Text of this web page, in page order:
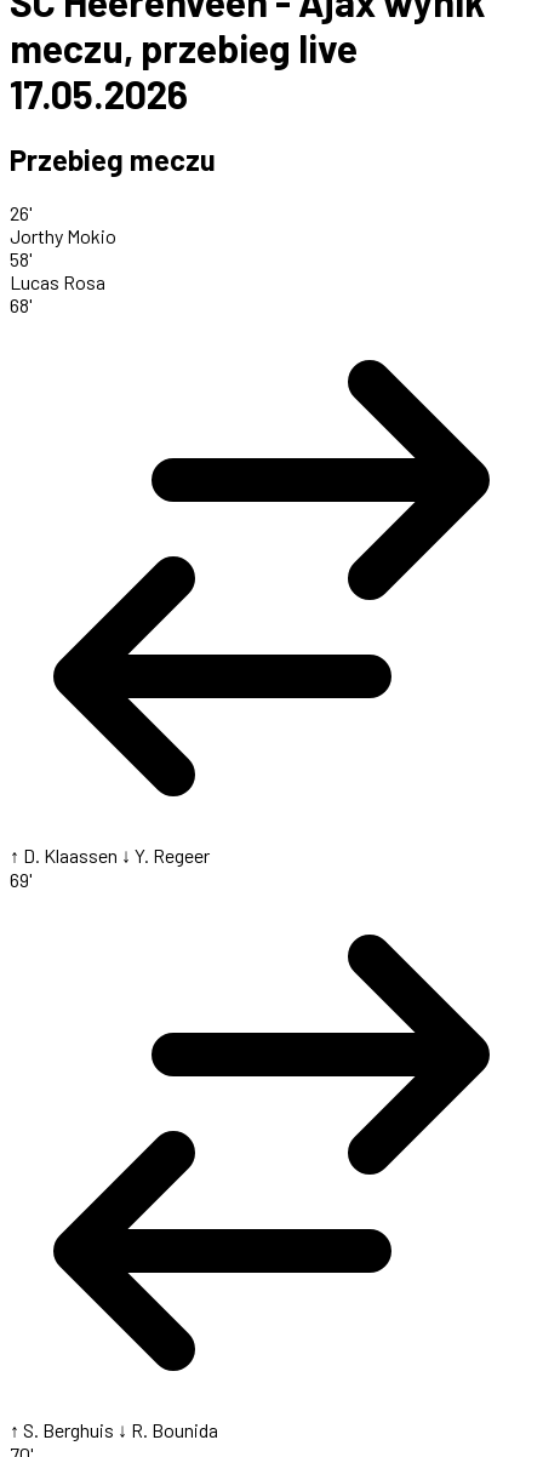
meczu, przebieg live
17.05.2026
Przebieg meczu
26'
Jorthy Mokio
58'
Lucas Rosa
68'
↑ D. Klaassen ↓ Y. Regeer
69'
↑ S. Berghuis ↓ R. Bounida